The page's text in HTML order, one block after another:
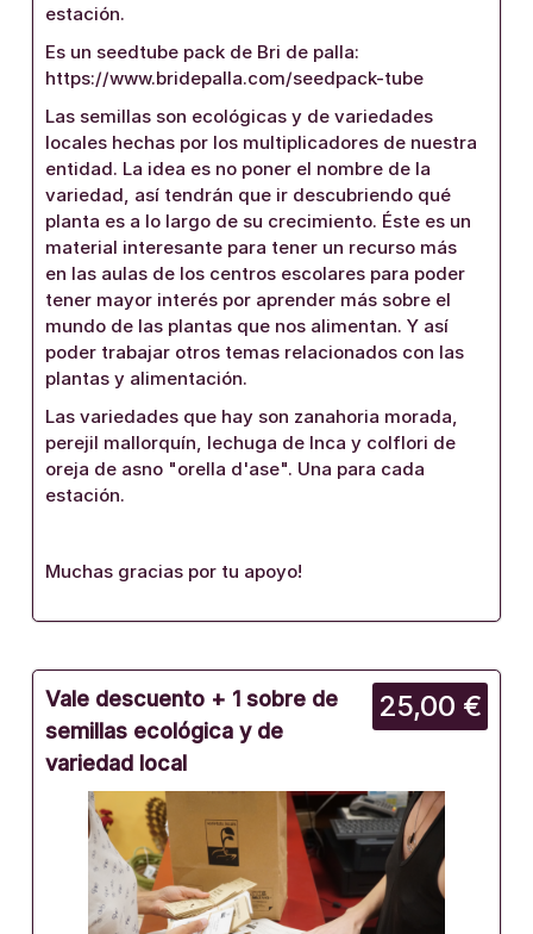
estación.
Es un seedtube pack de Bri de palla:
https://www.bridepalla.com/seedpack-tube
Las semillas son ecológicas y de variedades
locales hechas por los multiplicadores de nuestra
entidad. La idea es no poner el nombre de la
variedad, así tendrán que ir descubriendo qué
planta es a lo largo de su crecimiento. Éste es un
material interesante para tener un recurso más
en las aulas de los centros escolares para poder
tener mayor interés por aprender más sobre el
mundo de las plantas que nos alimentan. Y así
poder trabajar otros temas relacionados con las
plantas y alimentación.
Las variedades que hay son zanahoria morada,
perejil mallorquín, lechuga de Inca y colflori de
oreja de asno "orella d'ase". Una para cada
estación.
Muchas gracias por tu apoyo!
25,00 €
Vale descuento + 1 sobre de
semillas ecológica y de
variedad local